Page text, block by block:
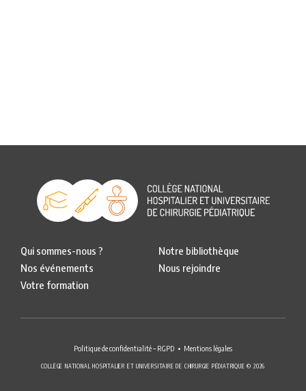
Qui sommes-nous ?
Nos événements
Votre formation
Notre bibliothèque
Nous rejoindre
Politique de confidentialité – RGPD Mentions légales
COLLÈGE NATIONAL HOSPITALIER ET UNIVERSITAIRE DE CHIRURGIE PÉDIATRIQUE © 2026